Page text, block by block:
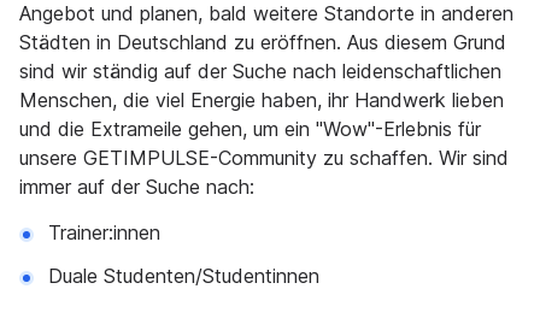
Angebot und planen, bald weitere Standorte in anderen
Städten in Deutschland zu eröffnen. Aus diesem Grund
sind wir ständig auf der Suche nach leidenschaftlichen
Menschen, die viel Energie haben, ihr Handwerk lieben
und die Extrameile gehen, um ein "Wow"-Erlebnis für
unsere GETIMPULSE-Community zu schaffen. Wir sind
immer auf der Suche nach:
Trainer:innen
Duale Studenten/Studentinnen